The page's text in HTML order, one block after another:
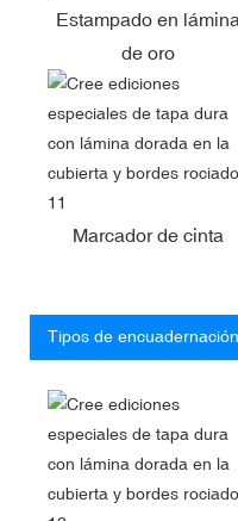
Estampado en lámina
de oro
Marcador de cinta
Tipos de encuadernación